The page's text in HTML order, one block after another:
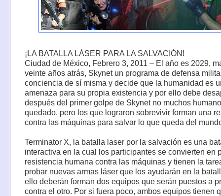
¡LA BATALLA LÁSER PARA LA SALVACIÓN!
Ciudad de México, Febrero 3, 2011 – El año es 2029,
veinte años atrás, Skynet un programa de defensa
conciencia de sí misma y decide que la humanidad es
amenaza para su propia existencia y por ello debe
después del primer golpe de Skynet no muchos
quedado, pero los que lograron sobrevivir forman una
contra las máquinas para salvar lo que queda del
Terminator X, la batalla laser por la salvación es una
interactiva en la cual los participantes se convierten en
resistencia humana contra las máquinas y tienen la
probar nuevas armas láser que los ayudarán en la
ello deberán forman dos equipos que serán puestos a
contra el otro. Por si fuera poco, ambos equipos tienen